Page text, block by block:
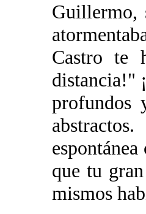
Guillermo,
Castro te
distancia!"
profundos
que tu
mismos